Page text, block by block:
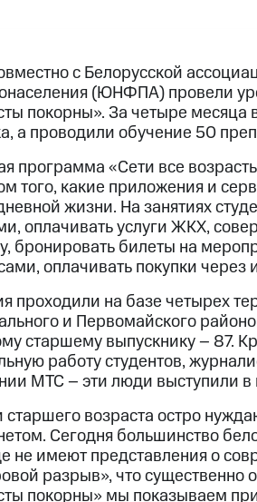
с Белорусской
(ЮНФПА) провели
покорны». За четыре
а проводили обучение 50
программа «Сети все
того, какие приложения и
жизни. На занятиях
оплачивать услуги ЖКХ,
бронировать билеты на
оплачивать покупки через
проходили на базе четырех
и Первомайского
старшему выпускнику – 87.
работу студентов,
МТС – эти люди выступили в
возраста остро
Сегодня большинство
не имеют представления о
разрыв», что существенно
покорны» мы показываем